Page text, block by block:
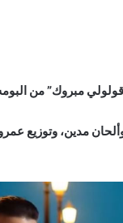
مبروك” من
مدين، وتوزيع
الدين ….
القرن 21